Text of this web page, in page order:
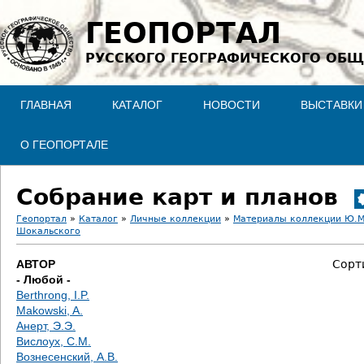
Jump to navigation
ГЕОПОРТАЛ
РУССКОГО ГЕОГРАФИЧЕСКОГО
ГЛАВНАЯ КАТАЛОГ НОВОСТИ ВЫСТАВКИ
О ГЕОПОРТАЛЕ
Собрание карт и планов
В
ы
з
д
Геопортал » Каталог » Личные коллекции » Материалы коллекции
Шокальского
АВТОР
- Любой -
Berthrong, I.P.
Makowski, A.
Анерт, Э.Э.
Вислоух, С.М.
Вознесенский, А.В.